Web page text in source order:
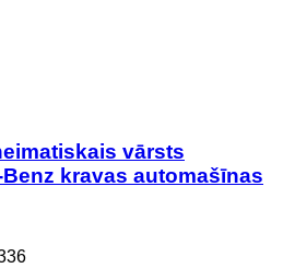
vārsts
kravas automašīnas